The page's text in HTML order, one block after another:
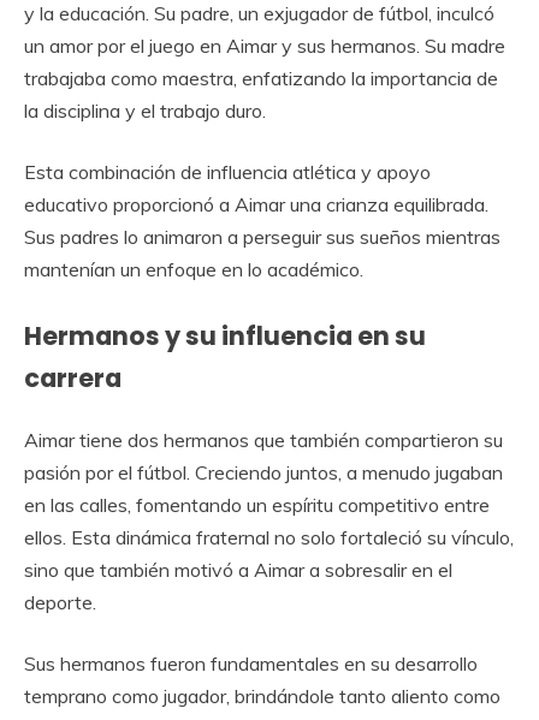
y la educación. Su padre, un exjugador de fútbol, inculcó
un amor por el juego en Aimar y sus hermanos. Su madre
trabajaba como maestra, enfatizando la importancia de
la disciplina y el trabajo duro.
Esta combinación de influencia atlética y apoyo
educativo proporcionó a Aimar una crianza equilibrada.
Sus padres lo animaron a perseguir sus sueños mientras
mantenían un enfoque en lo académico.
Hermanos y su influencia en su
carrera
Aimar tiene dos hermanos que también compartieron su
pasión por el fútbol. Creciendo juntos, a menudo jugaban
en las calles, fomentando un espíritu competitivo entre
ellos. Esta dinámica fraternal no solo fortaleció su vínculo,
sino que también motivó a Aimar a sobresalir en el
deporte.
Sus hermanos fueron fundamentales en su desarrollo
temprano como jugador, brindándole tanto aliento como